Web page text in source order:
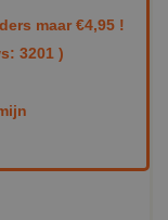
maar €4,95 !
3201 )